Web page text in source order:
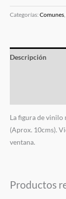
Categorías: Comunes
Descripción
La figura de vinilo
(Aprox. 10cms).
ventana.
Productos